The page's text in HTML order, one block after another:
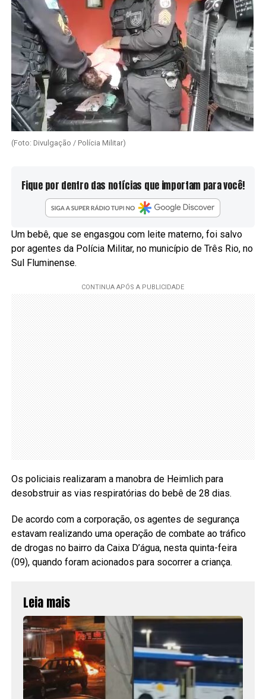
(Foto: Divulgação / Polícia Militar)
Fique por dentro das notícias que importam para você!
Um bebê, que se engasgou com leite materno, foi salvo
por agentes da Polícia Militar, no município de Três Rio, no
Sul Fluminense.
Os policiais realizaram a manobra de Heimlich para
desobstruir as vias respiratórias do bebê de 28 dias.
De acordo com a corporação, os agentes de segurança
estavam realizando uma operação de combate ao tráfico
de drogas no bairro da Caixa D’água, nesta quinta-feira
(09), quando foram acionados para socorrer a criança.
Leia mais